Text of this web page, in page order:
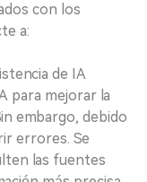
con los
a:
de IA
para mejorar la
embargo, debido
errores. Se
las fuentes